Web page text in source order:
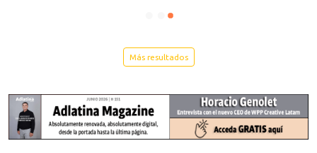
Más resultados